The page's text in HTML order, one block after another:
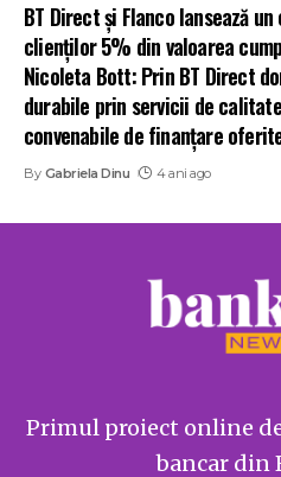
BT Direct și Flanco lansează
clienților 5% din valoarea
Nicoleta Bott: Prin BT Direct
durabile prin servicii de
convenabile de finanțare
By Gabriela Dinu 4 ani ago
Primul proiect online
bancar din